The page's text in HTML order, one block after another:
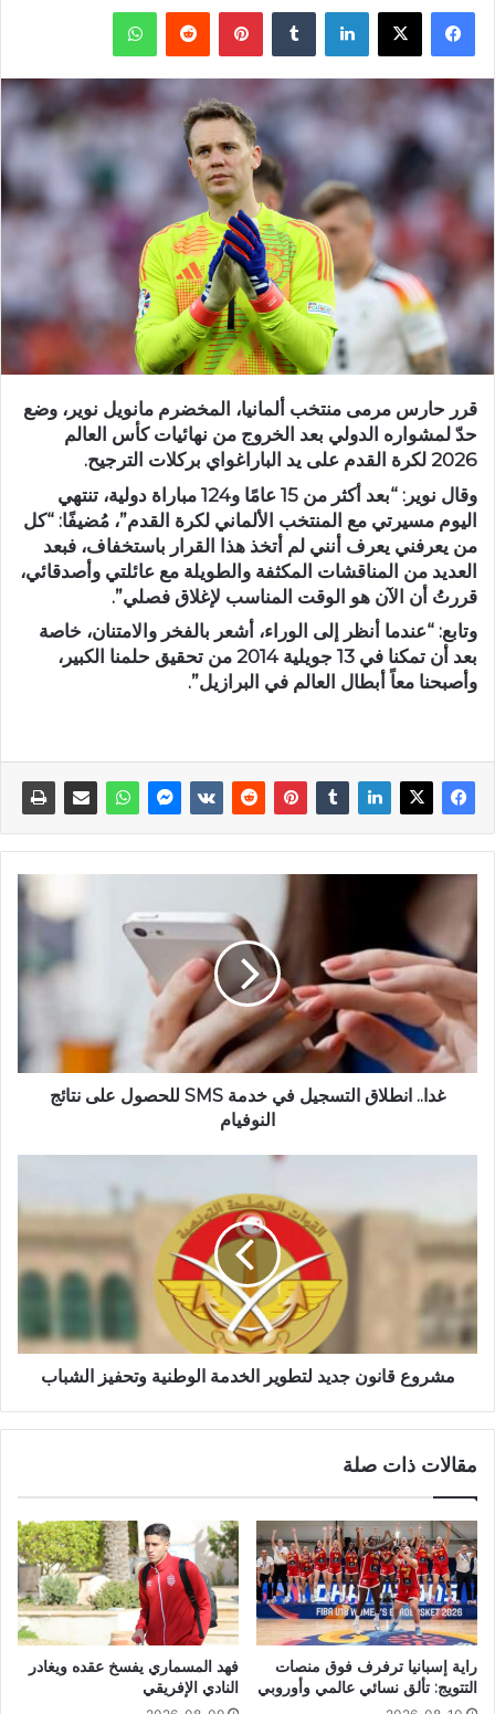
فيسبوك X لينكدإن بينتيريست واتساب
قرر حارس مرمى منتخب ألمانيا، المخضرم مانويل نوير، وضع
حدّ لمشواره الدولي بعد الخروج من نهائيات كأس العالم
2026 لكرة القدم على يد الباراغواي بركلات الترجيح.
وقال نوير: “بعد أكثر من 15 عامًا و124 مباراة دولية، تنتهي
اليوم مسيرتي مع المنتخب الألماني لكرة القدم”، مُضيفًا: “كل
من يعرفني يعرف أنني لم أتخذ هذا القرار باستخفاف، فبعد
العديد من المناقشات المكثفة والطويلة مع عائلتي وأصدقائي،
قررتُ أن الآن هو الوقت المناسب لإغلاق فصلي”.
وتابع: “عندما أنظر إلى الوراء، أشعر بالفخر والامتنان، خاصة
بعد أن تمكنا في 13 جويلية 2014 من تحقيق حلمنا الكبير،
وأصبحنا معاً أبطال العالم في البرازيل”.
غدا.. انطلاق التسجيل في خدمة SMS للحصول على نتائج
النوفيام
مشروع قانون جديد لتطوير الخدمة الوطنية وتحفيز الشباب
مقالات ذات صلة
راية إسبانيا ترفرف فوق منصات
التتويج: تألق نسائي عالمي وأوروبي
فهد المسماري يفسخ عقده ويغادر
النادي الإفريقي